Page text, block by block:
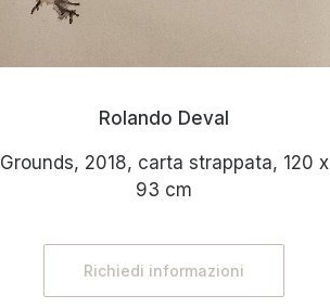
Rolando Deval
Grounds, 2018, carta strappata, 120 x
93 cm
Richiedi informazioni